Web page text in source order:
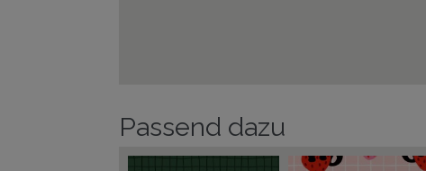
Passend dazu